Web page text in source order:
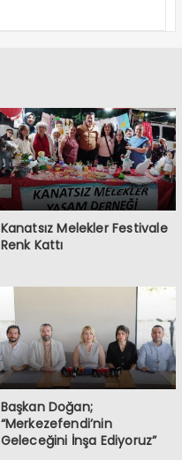
Kanatsız Melekler Festivale
Renk Kattı
Başkan Doğan;
“Merkezefendi’nin
Geleceğini İnşa Ediyoruz”